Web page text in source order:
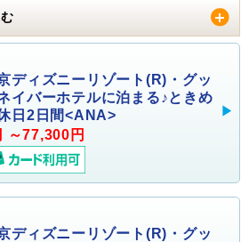
ディズニーリゾート(R)・グッ
ネイバーホテルに泊まる♪ときめ
日2日間<ANA>
～77,300円
ディズニーリゾート(R)・グッ